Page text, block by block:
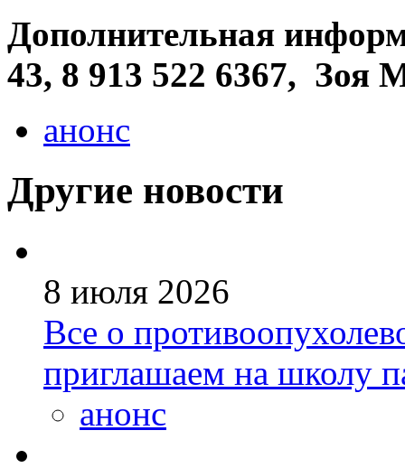
Дополнительная
43, 8 913 522 6367, Зоя
анонс
Другие новости
8 июля 2026
Все о
приглашаем на школу
анонс